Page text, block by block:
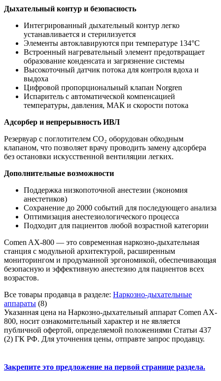
Дыхательный контур и безопасность
Интегрированный дыхательный контур легко
устанавливается и стерилизуется
Элементы автоклавируются при температуре 134°C
Встроенный нагревательный элемент предотвращает
образование конденсата и загрязнение системы
Высокоточный датчик потока для контроля вдоха и
выдоха
Цифровой пропорциональный клапан Norgren
Испаритель с автоматической компенсацией
температуры, давления, МАК и скорости потока
Адсорбер и непрерывность ИВЛ
Резервуар с поглотителем CO₂ оборудован обходным
клапаном, что позволяет врачу проводить замену адсорбера
без остановки искусственной вентиляции легких.
Дополнительные возможности
Поддержка низкопоточной анестезии (экономия
анестетиков)
Сохранение до 2000 событий для последующего анализа
Оптимизация анестезиологического процесса
Подходит для пациентов любой возрастной категории
Comen AX-800 — это современная наркозно-дыхательная
станция с модульной архитектурой, расширенным
мониторингом и продуманной эргономикой, обеспечивающая
безопасную и эффективную анестезию для пациентов всех
возрастов.
Все товары продавца в разделе: Наркозно-дыхательные
аппараты (8)
Указанная цена на Наркозно-дыхательный аппарат Comen AX-
800, носит ознакомительный характер и не является
публичной офертой, определяемой положениями Статьи 437
(2) ГК РФ. Для уточнения цены, отправте запрос продавцу.
Закрепите это предложение на первой странице раздела.